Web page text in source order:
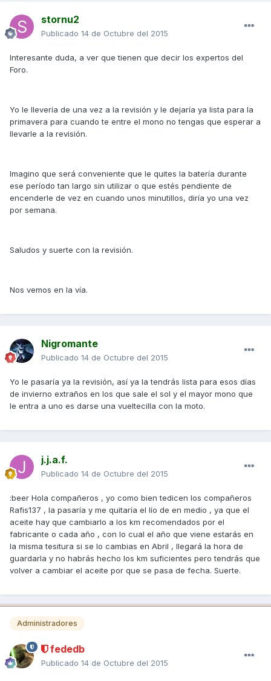
stornu2
Publicado 14 de Octubre del 2015
Interesante duda, a ver que tienen que decir los expertos del
Foro.
Yo le llevería de una vez a la revisión y le dejaría ya lista para la
primavera para cuando te entre el mono no tengas que esperar a
llevarle a la revisión.
Imagino que será conveniente que le quites la batería durante
ese período tan largo sin utilizar o que estés pendiente de
encenderle de vez en cuando unos minutillos, diría yo una vez
por semana.
Saludos y suerte con la revisión.
Nos vemos en la vía.
Nigromante
Publicado 14 de Octubre del 2015
Yo le pasaría ya la revisión, así ya la tendrás lista para esos días
de invierno extraños en los que sale el sol y el mayor mono que
le entra a uno es darse una vueltecilla con la moto.
j.j.a.f.
Publicado 14 de Octubre del 2015
:beer Hola compañeros , yo como bien tedicen los compañeros
Rafis137 , la pasaría y me quitaría el lío de en medio , ya que el
aceite hay que cambiarlo a los km recomendados por el
fabricante o cada año , con lo cual el año que viene estarás en
la misma tesitura si se lo cambias en Abril , llegará la hora de
guardarla y no habrás hecho los km suficientes pero tendrás que
volver a cambiar el aceite por que se pasa de fecha. Suerte.
Administradores
fededb
Publicado 14 de Octubre del 2015